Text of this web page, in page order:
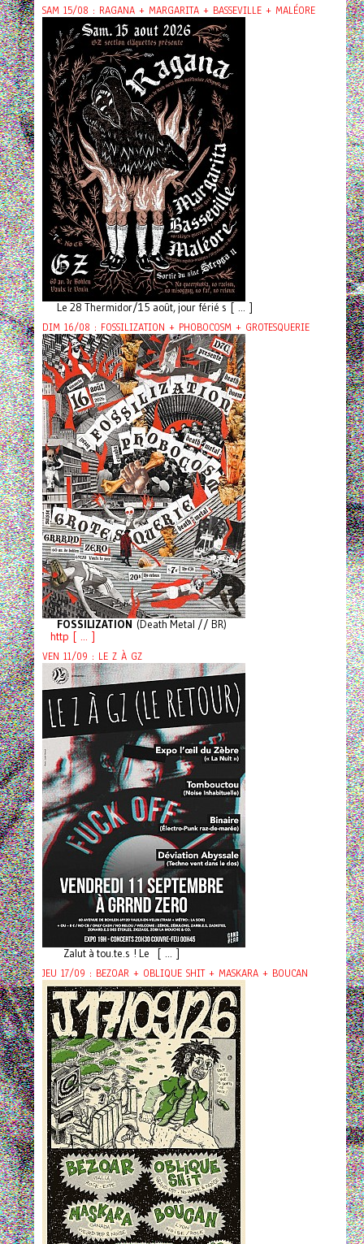
SAM 15/08 : RAGANA + MARGARITA + BASSEVILLE + MALÉORE
Le 28 Thermidor/15 août, jour férié s [ ... ]
DIM 16/08 : FOSSILIZATION + PHOBOCOSM + GROTESQUERIE
FOSSILIZATION (Death Metal // BR)
http [ ... ]
VEN 11/09 : LE Z À GZ
Zalut à tou.te.s ! Le [ ... ]
JEU 17/09 : BEZOAR + OBLIQUE SHIT + MASKARA + BOUCAN